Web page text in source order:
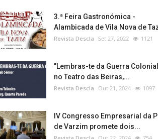
3.ª Feira Gastronómica -
Alambicada de Vila Nova de
Revista Descla Set 27, 2022 1121
"Lembras-te da Guerra
no Teatro das Beiras,...
Revista Descla Out 21, 2024 1097
IV Congresso Empresarial da
de Varzim promete dois...